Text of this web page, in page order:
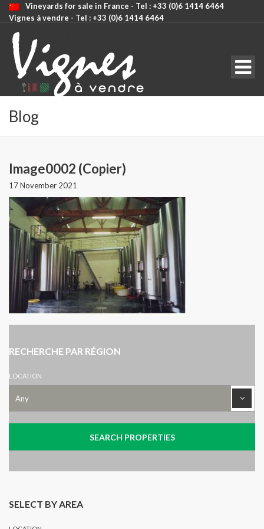
Vineyards for sale in France - Tel : +33 (0)6 1414 6464
Vignes à vendre - Tel : +33 (0)6 1414 6464
CODE: SELECT ALL
Blog
Image0002 (Copier)
17 November 2021
RECHERCHE PAR RÉGION
LOCATION
SELECT BY AREA